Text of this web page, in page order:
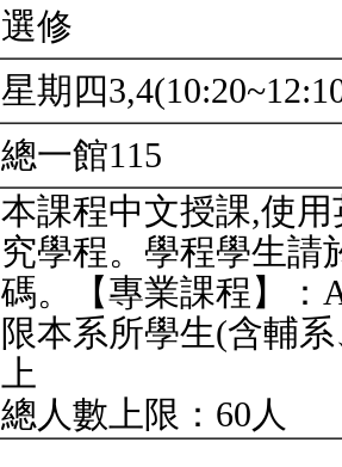
選修
星期四
總一館115
本課程中文授課,使
究學程。學程學生請
碼。【專業課程】：
限本系所學生(含輔
上
總人數上限：60人